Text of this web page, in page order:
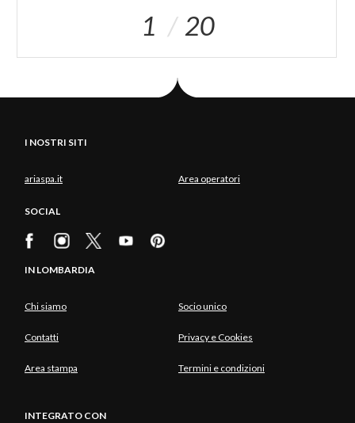
1 20
I NOSTRI SITI
ariaspa.it Area operatori
SOCIAL
IN LOMBARDIA
Chi siamo Socio unico
Contatti Privacy e Cookies
Area stampa Termini e condizioni
INTEGRATO CON